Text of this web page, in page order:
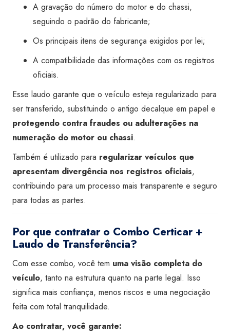
A gravação do número do motor e do chassi,
seguindo o padrão do fabricante;
Os principais itens de segurança exigidos por lei;
A compatibilidade das informações com os registros
oficiais.
Esse laudo garante que o veículo esteja regularizado para
ser transferido, substituindo o antigo decalque em papel e
protegendo contra fraudes ou adulterações na
numeração do motor ou chassi.
Também é utilizado para regularizar veículos que
apresentam divergência nos registros oficiais,
contribuindo para um processo mais transparente e seguro
para todas as partes.
Por que contratar o Combo Certicar +
Laudo de Transferência?
Com esse combo, você tem uma visão completa do
veículo, tanto na estrutura quanto na parte legal. Isso
significa mais confiança, menos riscos e uma negociação
feita com total tranquilidade.
Ao contratar, você garante: